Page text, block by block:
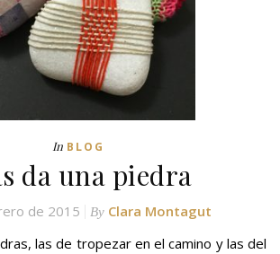
In BLOG
da una piedra
de 2015 By Clara Montagut
las de tropezar en el camino y las del